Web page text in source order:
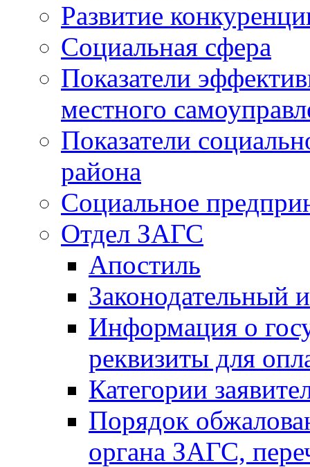
Развитие
Социальная сфера
Показатели
местного
Показатели
района
Социальное
Отдел ЗАГС
Апостиль
Законодательный
Информация о
реквизиты для
Категории
Порядок
органа ЗАГС,